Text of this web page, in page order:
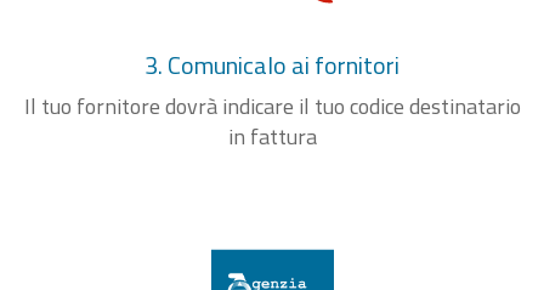
3. Comunicalo ai fornitori
Il tuo fornitore dovrà indicare il tuo codice destinatario
in fattura